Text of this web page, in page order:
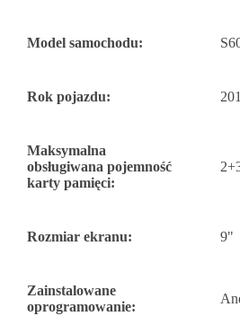
Model samochodu:
Rok pojazdu:
Maksymalna
obsługiwana pojemność
karty pamięci:
Rozmiar ekranu: 9"
Zainstalowane
oprogramowanie: